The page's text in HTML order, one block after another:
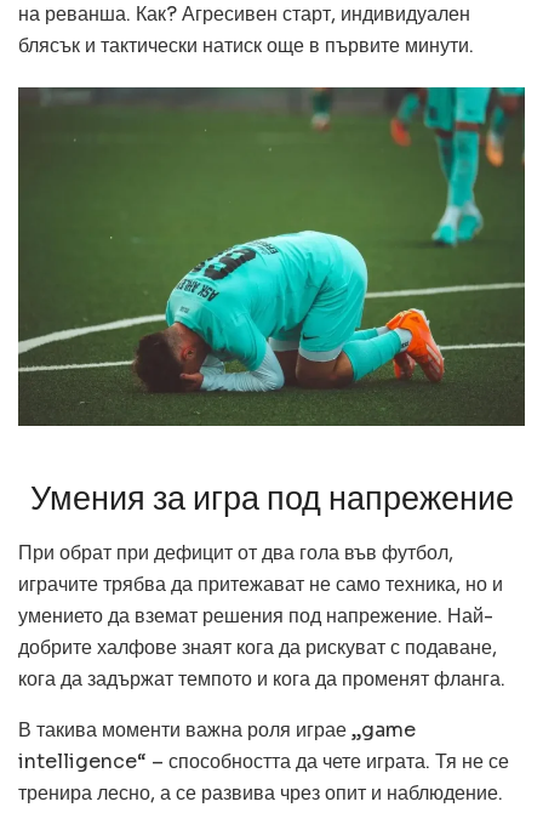
на реванша. Как? Агресивен старт, индивидуален
блясък и тактически натиск още в първите минути.
Умения за игра под напрежение
При обрат при дефицит от два гола във футбол,
играчите трябва да притежават не само техника, но и
умението да вземат решения под напрежение. Най-
добрите халфове знаят кога да рискуват с подаване,
кога да задържат темпото и кога да променят фланга.
В такива моменти важна роля играе „game
intelligence“ – способността да чете играта. Тя не се
тренира лесно, а се развива чрез опит и наблюдение.